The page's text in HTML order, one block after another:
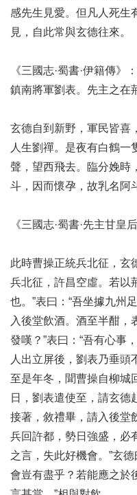
感先生見愛。但凡人死生
見，自此常與玄德往來。
《三國志·蜀書·伊籍傳》
鎮南將軍劉表。先主之在
玄德自到新野，軍民皆喜
人生劉禪。是夜有白鶴一
聲，望西飛去。臨分娩時
斗，因而懷孕，故乳名阿
《三國志·蜀書·先主甘皇
此時曹操正統兵北征，玄
兵北征，許昌空虛。若以
也。”表曰：“吾坐據九州
入後堂飲酒。酒至半酣，
發嘆？”表曰：“吾有心事
人出立屏後，劉表乃垂頭
至是年冬，聞曹操自柳城
日，劉表遣使至，請玄德
接著，敘禮畢，請入後堂
兵回許都，勢日強盛，必
之言，失此好機會。”玄
會豈有盡乎？若能應之於